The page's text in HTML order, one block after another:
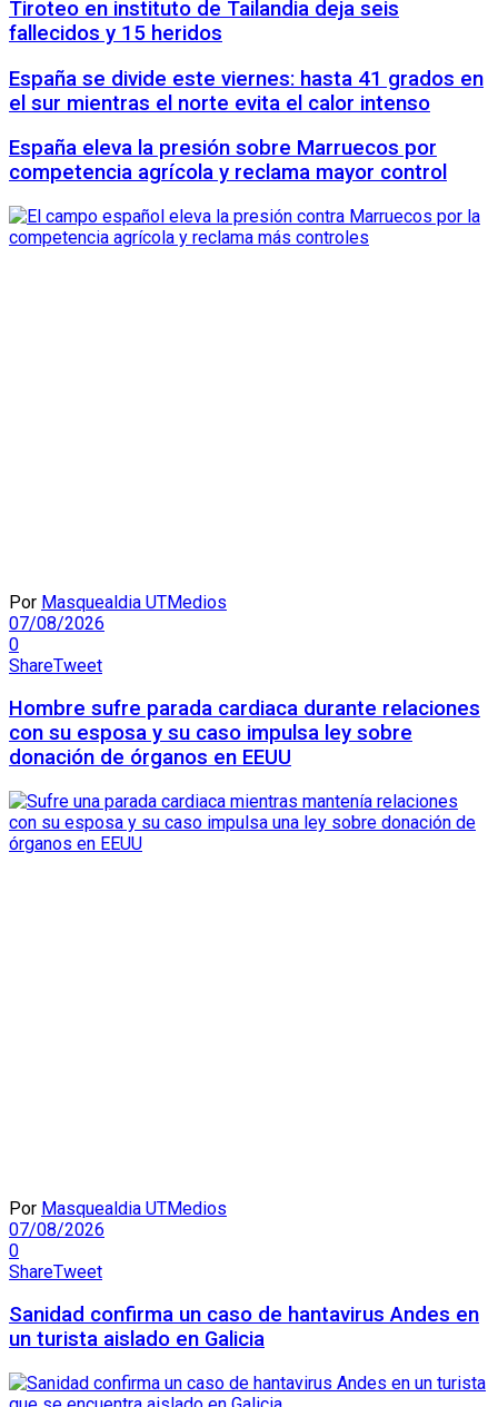
Tiroteo en instituto de Tailandia deja seis
fallecidos y 15 heridos
España se divide este viernes: hasta 41 grados en
el sur mientras el norte evita el calor intenso
España eleva la presión sobre Marruecos por
competencia agrícola y reclama mayor control
Por Masquealdia UTMedios
07/08/2026
0
ShareTweet
Hombre sufre parada cardiaca durante relaciones
con su esposa y su caso impulsa ley sobre
donación de órganos en EEUU
Por Masquealdia UTMedios
07/08/2026
0
ShareTweet
Sanidad confirma un caso de hantavirus Andes en
un turista aislado en Galicia